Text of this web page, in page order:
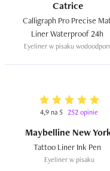
Catrice
Calligraph Pro Precise
Eyeliner w pisaku
4,9 na 5 252 opinie
Maybelline New
Eyeliner w pisaku